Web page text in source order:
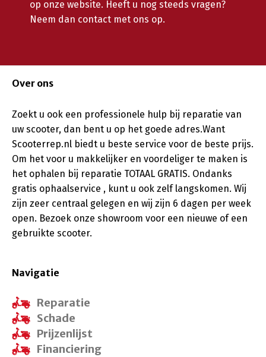
op onze website. Heeft u nog steeds vragen?
Neem dan contact met ons op.
Over ons
Zoekt u ook een professionele hulp bij reparatie van
uw scooter, dan bent u op het goede adres.Want
Scooterrep.nl biedt u beste service voor de beste prijs.
Om het voor u makkelijker en voordeliger te maken is
het ophalen bij reparatie TOTAAL GRATIS. Ondanks
gratis ophaalservice , kunt u ook zelf langskomen. Wij
zijn zeer centraal gelegen en wij zijn 6 dagen per week
open. Bezoek onze showroom voor een nieuwe of een
gebruikte scooter.
Navigatie
Reparatie
Schade
Prijzenlijst
Financiering